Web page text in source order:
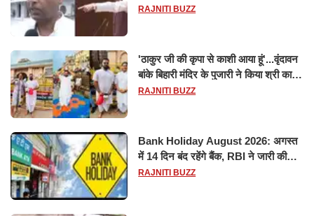
मानसून सत्र के लिए किया गया निलंबित
RAJNITI BUZZ
'ठाकुर जी की कृपा से काशी आया हूं'...वृंदावन
बांके बिहारी मंदिर के पुजारी ने किया श्री काशी
विश्वनाथ का जलाभिषेक
RAJNITI BUZZ
Bank Holiday August 2026: अगस्त
में 14 दिन बंद रहेंगे बैंक, RBI ने जारी की
छुट्टियों की लिस्ट​​​​​​​
RAJNITI BUZZ